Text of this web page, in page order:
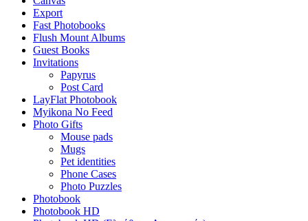
Export
Fast Photobooks
Flush Mount Albums
Guest Books
Invitations
Papyrus
Post Card
LayFlat Photobook
Myikona No Feed
Photo Gifts
Mouse pads
Mugs
Pet identities
Phone Cases
Photo Puzzles
Photobook
Photobook HD